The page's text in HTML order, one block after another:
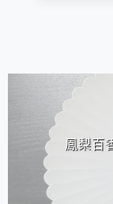
相連文章
鳳梨百